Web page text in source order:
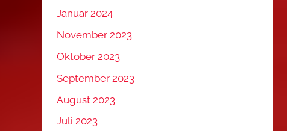
Januar 2024
November 2023
Oktober 2023
September 2023
August 2023
Juli 2023